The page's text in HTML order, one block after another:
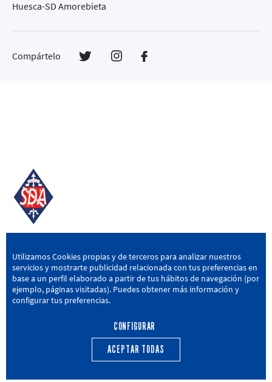
Huesca-SD Amorebieta
Compártelo
SD AMOREBIETA
San Miguel Kalea, 16, 48340 Amorebieta, Bizkaia
946 604 751 | sda@sdamorebieta.eus
CANTERA ACTUALIDAD
Utilizamos Cookies propias y de terceros para analizar nuestros
servicios y mostrarte publicidad relacionada con tus preferencias en
base a un perfil elaborado a partir de tus hábitos de navegación (por
ejemplo, páginas visitadas). Puedes obtener más información y
configurar tus preferencias.
CONFIGURAR
ACEPTAR TODAS